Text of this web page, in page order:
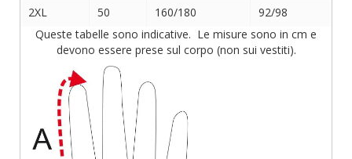
2XL
50 160/180
92/98
Queste tabelle sono indicative. Le misure sono in cm e
devono essere prese sul corpo (non sui vestiti).